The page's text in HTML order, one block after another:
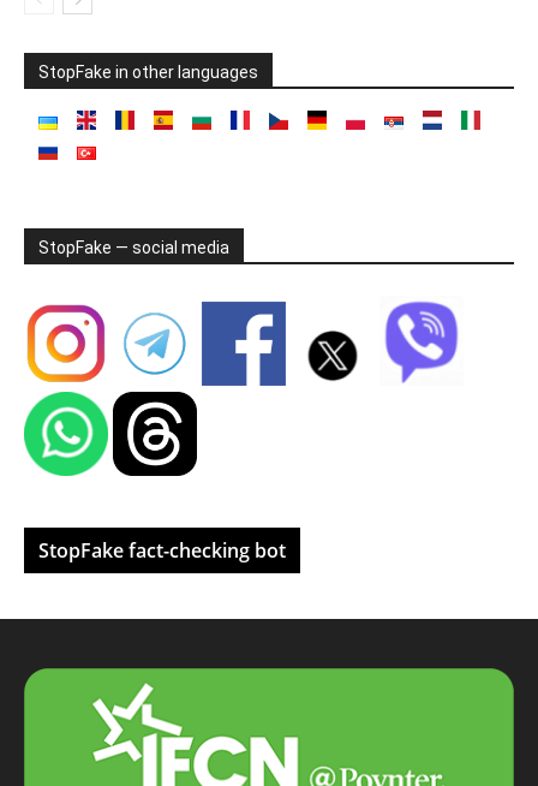
StopFake in other languages
StopFake — social media
StopFake fact-checking bot